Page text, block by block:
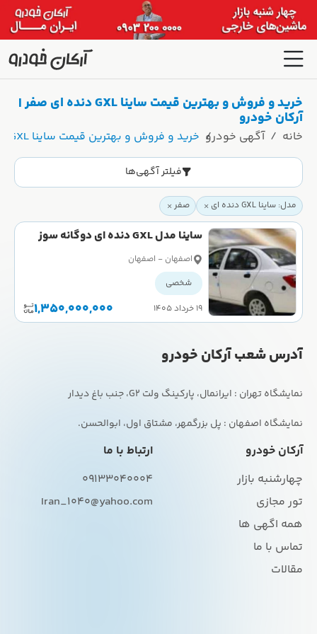
خرید و فروش و بهترین قیمت ساینا GXL دنده ای صفر |
آرکان خودرو
خانه آگهی خودرو خرید و فروش و بهترین قیمت ساینا GXL دنده ای صفر | آرکان خودرو
فیلتر آگهی‌ها
مدل: ساینا GXL دنده ای صفر
ساینا مدل GXL دنده ای دوگانه سوز
سال 1404 صفراصفهان - اصفهان
شخصی
۱۹ خرداد ۱۴۰۵
1,350,000,000
آدرس شعب آرکان خودرو
نمایشگاه اصفهان : پل بزرگمهر، مشتاق اول، ابوالحسن.
آرکان خودرو
چهارشنبه بازار
تور مجازی
همه اگهی ها
تماس با ما
مقالات
ارتباط با ما
09133040004
Iran_1040@yahoo.com